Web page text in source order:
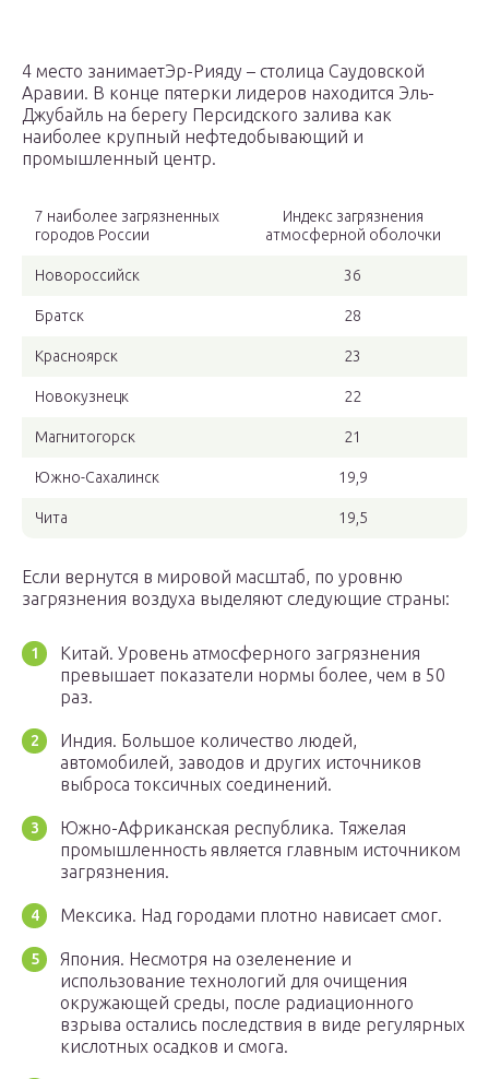
4 место занимаетЭр-Рияду – столица Саудовской
Аравии. В конце пятерки лидеров находится Эль-
Джубайль на берегу Персидского залива как
наиболее крупный нефтедобывающий и
промышленный центр.
7 наиболее загрязненных
городов России
Индекс загрязнения
атмосферной оболочки
Новороссийск 36
Братск 28
Красноярск 23
Новокузнецк 22
Магнитогорск 21
Южно-Сахалинск 19,9
Чита 19,5
Если вернутся в мировой масштаб, по уровню
загрязнения воздуха выделяют следующие страны:
Китай. Уровень атмосферного загрязнения
превышает показатели нормы более, чем в 50
раз.
Индия. Большое количество людей,
автомобилей, заводов и других источников
выброса токсичных соединений.
Южно-Африканская республика. Тяжелая
промышленность является главным источником
загрязнения.
Мексика. Над городами плотно нависает смог.
Япония. Несмотря на озеленение и
использование технологий для очищения
окружающей среды, после радиационного
взрыва остались последствия в виде регулярных
кислотных осадков и смога.